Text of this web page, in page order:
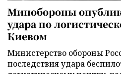
Минобороны
удара по
Киевом
Министерство обороны
последствия удара